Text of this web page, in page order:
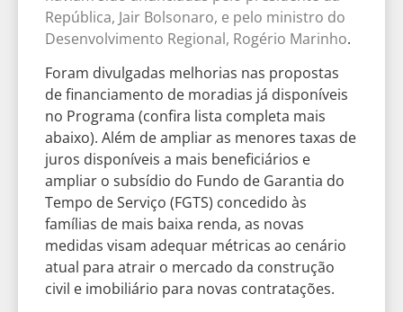
República, Jair Bolsonaro, e pelo ministro do
Desenvolvimento Regional, Rogério Marinho.
Foram divulgadas melhorias nas propostas
de financiamento de moradias já disponíveis
no Programa (confira lista completa mais
abaixo). Além de ampliar as menores taxas de
juros disponíveis a mais beneficiários e
ampliar o subsídio do Fundo de Garantia do
Tempo de Serviço (FGTS) concedido às
famílias de mais baixa renda, as novas
medidas visam adequar métricas ao cenário
atual para atrair o mercado da construção
civil e imobiliário para novas contratações.